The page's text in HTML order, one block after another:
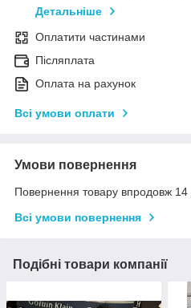
Детальніше
Оплатити частинами
Післяплата
Оплата на рахунок
Всі умови оплати
Умови повернення
Повернення товару впродовж 14
Всі умови повернення
Подібні товари компанії